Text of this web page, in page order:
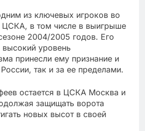
из ключевых игроков во
ЦСКА, в том числе в выигрыше
2004/2005 годов. Его
высокий уровень
принесли ему признание и
так и за ее пределами.
остается в ЦСКА Москва и
защищать ворота
новых высот в своей